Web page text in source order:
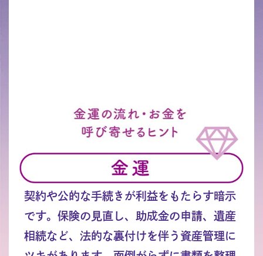
契約や公的な手続きが利益をもたらす暗示
です。保険の見直し、助成金の申請、遺産
相続など、法的な裏付けを伴う資産管理に